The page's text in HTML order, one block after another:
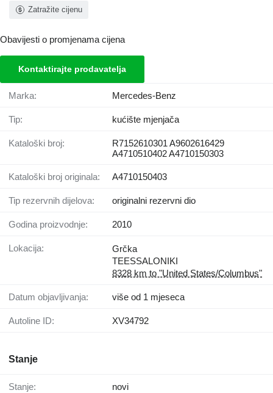
Zatražite cijenu
Obavijesti o promjenama cijena
Kontaktirajte prodavatelja
Marka: Mercedes-Benz
Tip: kućište mjenjača
Kataloški broj:
R7152610301 A9602616429
A4710510402 A4710150303
Kataloški broj originala: A4710150403
Tip rezervnih dijelova: originalni rezervni dio
Godina proizvodnje: 2010
Lokacija:
Grčka
TEESSALONIKI
8328 km to "United States/Columbus"
Datum objavljivanja: više od 1 mjeseca
Autoline ID: XV34792
Stanje
Stanje: novi